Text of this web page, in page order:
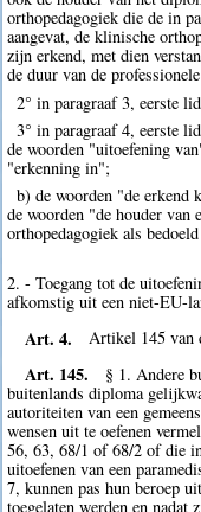
orthopedagogiek die de in
aangevat, de klinische
zijn erkend, met dien
de duur van de
2° in paragraaf 3, eerste
3° in paragraaf 4, eerste
de woorden "uitoefening
"erkenning in";
b) de woorden "de erkend
de woorden "de houder
orthopedagogiek als
2. - Toegang tot de
afkomstig uit een niet-EU-
Art. 4. Artikel 145 van
Art. 145.
§ 1. Andere
buitenlands diploma
autoriteiten van een
wensen uit te oefenen
56, 63, 68/1 of 68/2 of die
uitoefenen van een
7, kunnen pas hun beroep
toegelaten werden en nadat